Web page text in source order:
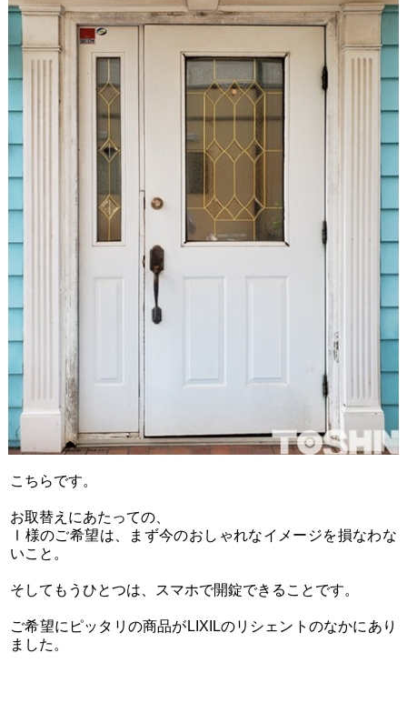
こちらです。
お取替えにあたっての、
Ⅰ様のご希望は、まず今のおしゃれなイメージを損なわな
いこと。
そしてもうひとつは、スマホで開錠できることです。
ご希望にピッタリの商品がLIXILのリシェントのなかにあり
ました。